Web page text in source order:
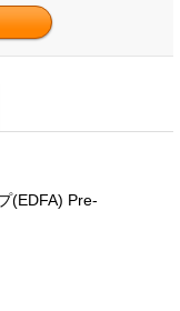
(EDFA) Pre-